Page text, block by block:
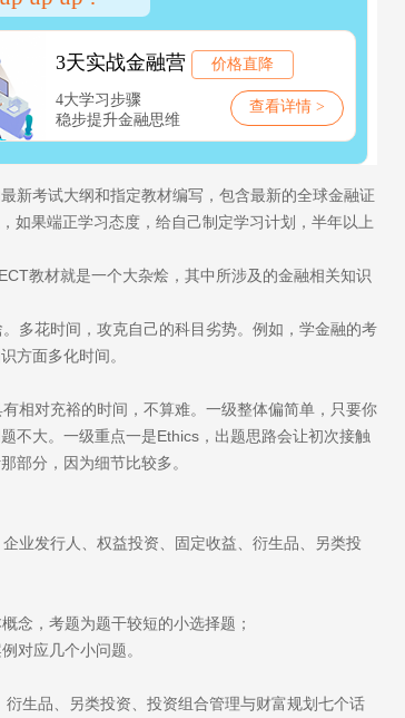
新考试大纲和指定教材编写，包含最新的全球金融证
如果端正学习态度，给自己制定学习计划，半年以上
教材就是一个大杂烩，其中所涉及的金融相关知识
多花时间，攻克自己的科目劣势。例如，学金融的考
方面多化时间。
相对充裕的时间，不算难。一级整体偏简单，只要你
不大。一级重点一是Ethics，出题思路会让初次接触
部分，因为细节比较多。
业发行人、权益投资、固定收益、衍生品、另类投
念，考题为题干较短的小选择题；
对应几个小问题。
生品、另类投资、投资组合管理与财富规划七个话